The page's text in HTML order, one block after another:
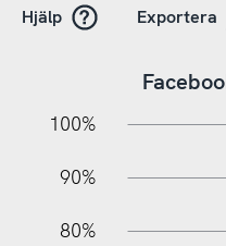
Hjälp Exportera
100%
90%
80%